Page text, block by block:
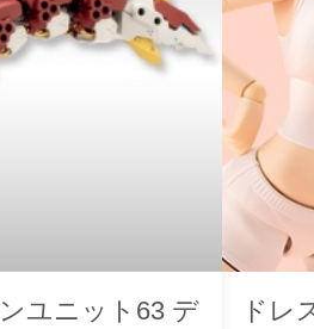
ユニット63 デ
ドレ